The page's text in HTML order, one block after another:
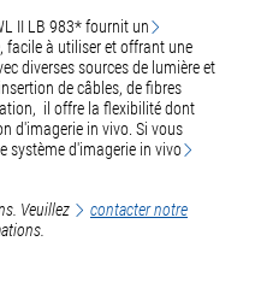
II LB 983* fournit un
facile à utiliser et offrant une
diverses sources de lumière et
de câbles, de fibres
il offre la flexibilité dont
d'imagerie in vivo. Si vous
système d'imagerie in vivo
Veuillez
contacter notre